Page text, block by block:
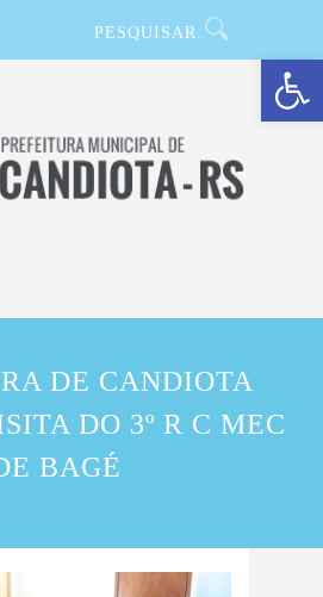
Barra de Ferramentas Aberta
DE CANDIOTA
DO 3º R C MEC
BAGÉ